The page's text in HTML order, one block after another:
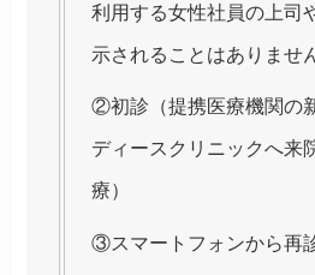
利用する女性社員の上司
示されることはありませ
②初診（提携医療機関の
ディースクリニックへ来
療）
③スマートフォンから再